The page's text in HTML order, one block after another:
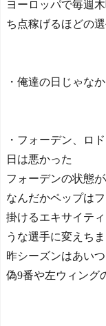
ヨーロッパで毎週
ち点稼げるほどの
・俺達の日じゃな
・フォーデン、ロ
日は悪かった
フォーデンの状態
なんだかペップは
掛けるエキサイテ
うな選手に変えち
昨シーズンはあい
偽9番や左ウィング